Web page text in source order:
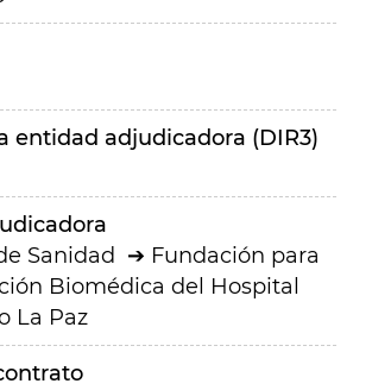
entidad adjudicadora (DIR3)
Sanidad
Fundación para
Biomédica del Hospital
La Paz